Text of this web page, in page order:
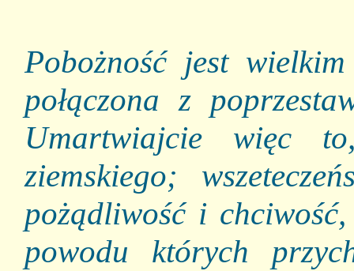
Pobożność jest
połączona z
Umartwiajcie więc
ziemskiego;
pożądliwość i
powodu których